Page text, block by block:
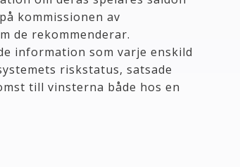
kommissionen av
de rekommenderar.
information som varje enskild
riskstatus, satsade
till vinsterna både hos en